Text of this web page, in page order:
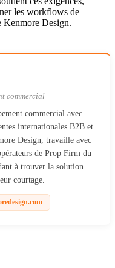
les workflows de
Kenmore Design.
commercial
commercial avec
internationales B2B et
Design, travaille avec
de Prop Firm du
à trouver la solution
courtage.